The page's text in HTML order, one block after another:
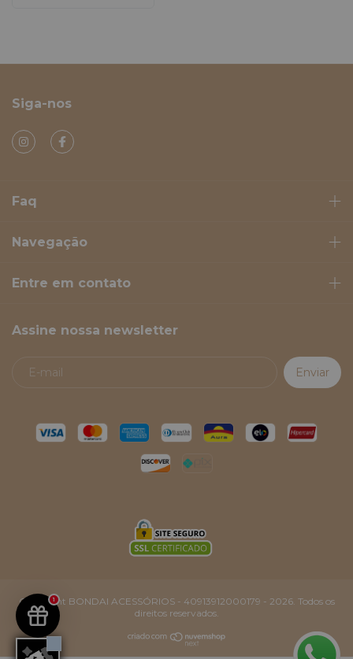
1
Siga-nos
Faq
Navegação
Entre em contato
Assine nossa newsletter
Copyright BONDAI ACESSÓRIOS - 40913912000179 - 2026. Todos os
direitos reservados.